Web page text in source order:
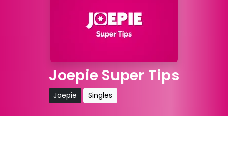
Joepie Super Tips
Joepie Singles